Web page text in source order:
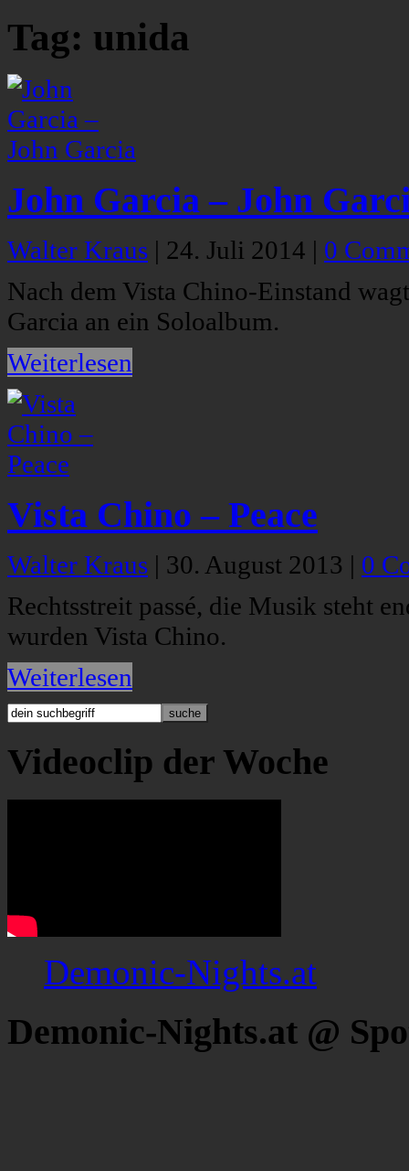
Tag: unida
John Garcia – John
Walter Kraus | 24. Juli 2014 | 0
Nach dem Vista Chino-Einstand
Garcia an ein Soloalbum.
Weiterlesen
Vista Chino – Peace
Walter Kraus | 30. August 2013 | 0
Rechtsstreit passé, die Musik steht
wurden Vista Chino.
Weiterlesen
Videoclip der Woche
Demonic-Nights.at
Demonic-Nights.at @